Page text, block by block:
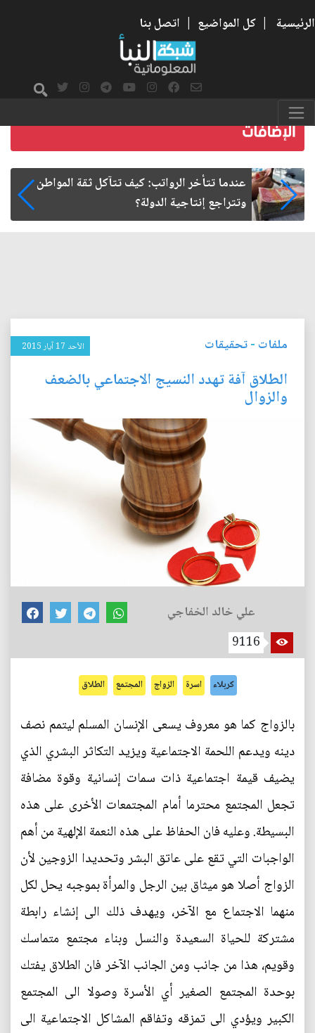
الرئيسية | كل المواضيع | اتصل بنا
صمت الطريق بعد الأربعين
ملفات -تحقيقات الأحد 17 آيار 2015
الطلاق آفة تهدد النسيج الاجتماعي بالضعف
والزوال
علي خالد الخفاجي
9116
كربلاء اسرة الزواج المجتمع الطلاق
بالزواج كما هو معروف يسعى الإنسان المسلم ليتمم نصف
دينه ويدعم اللحمة الاجتماعية ويزيد التكاثر البشري الذي
يضيف قيمة اجتماعية ذات سمات إنسانية وقوة مضافة
تجعل المجتمع محترما أمام المجتمعات الأخرى على هذه
البسيطة. وعليه فان الحفاظ على هذه النعمة الإلهية من أهم
الواجبات التي تقع على عاتق البشر وتحديدا الزوجين لأن
الزواج أصلا هو ميثاق بين الرجل والمرأة بموجبه يحل لكل
منهما الاجتماع مع الآخر، ويهدف ذلك الى إنشاء رابطة
مشتركة للحياة السعيدة والنسل وبناء مجتمع متماسك
وقويم، هذا من جانب ومن الجانب الآخر فان الطلاق يفتك
بوحدة المجتمع الصغير أي الأسرة وصولا الى المجتمع
الكبير ويؤدي الى تمزقه وتفاقم المشاكل الاجتماعية الى